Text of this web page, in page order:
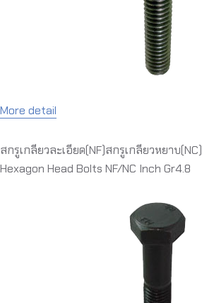
More detail
สกรูเกลียวละเอียด(NF)สกรูเกลียวหยาบ(NC)
Hexagon Head Bolts NF/NC Inch Gr4.8